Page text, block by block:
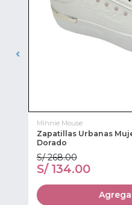
Minnie Mouse
Zapatillas Urbanas
Dorado
S/ 268.00
S/ 134.00